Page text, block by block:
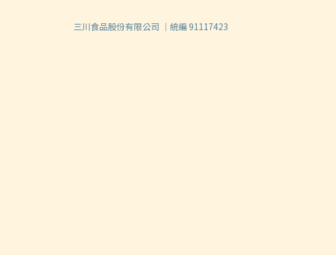
三川食品股份有限公司 ｜統編 91117423